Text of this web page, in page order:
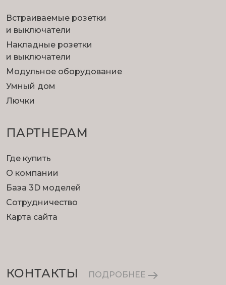
Встраиваемые розетки
и выключатели
Накладные розетки
и выключатели
Модульное оборудование
Умный дом
Лючки
ПАРТНЕРАМ
Где купить
О компании
База 3D моделей
Сотрудничество
Карта сайта
КОНТАКТЫ ПОДРОБНЕЕ